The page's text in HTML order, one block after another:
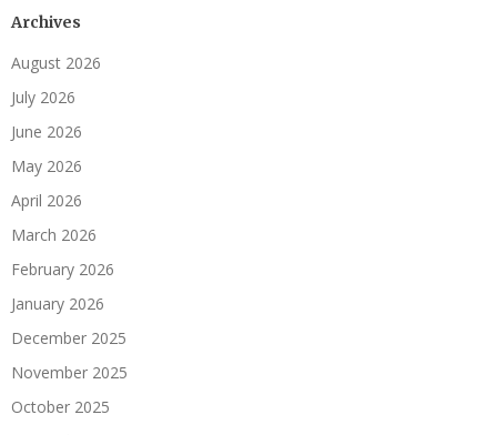
Archives
August 2026
July 2026
June 2026
May 2026
April 2026
March 2026
February 2026
January 2026
December 2025
November 2025
October 2025